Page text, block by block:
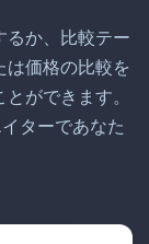
るか、比較テー
は価格の比較を
ができます。
ターであなた